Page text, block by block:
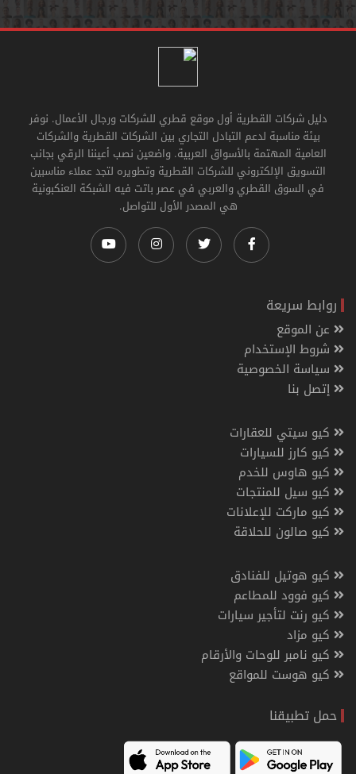
دليل شركات القطرية أول موقع قطري للشركات ورجال الأعمال. نوفر
بيئة مناسبة لدعم التبادل التجاري بين الشركات القطرية والشركات
العامية المهتمة بالأسواق العربية. واضعين نصب أعيننا الرقي بجانب
التسويق الإلكتروني للشركات القطرية وتطويره لتجد عملاء مناسبين
في السوق القطري والعربي في عصر باتت فيه الشبكة العنكبونية
هي المصدر الأول للتواصل.
روابط سريعة
عن الموقع
شروط الإستخدام
سياسة الخصوصية
إتصل بنا
كيو سيتي للعقارات
كيو كارز للسيارات
كيو هاوس للخدم
كيو سيل للمنتجات
كيو ماركت للإعلانات
كيو صالون للحلاقة
كيو هوتيل للفنادق
كيو فوود للمطاعم
كيو رنت لتأجير سيارات
كيو مزاد
كيو نامبر للوحات والأرقام
كيو هوست للمواقع
حمل تطبيقنا